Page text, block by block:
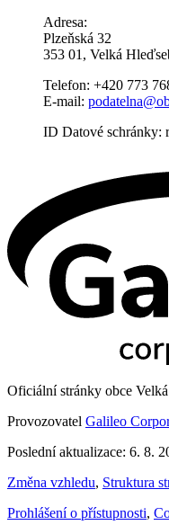
Adresa:
Plzeňská 32
353 01, Velká
Telefon: +420 773
E-mail:
ID Datové schránky:
Oficiální stránky obce
Provozovatel Galileo
Poslední aktualizace: 6. 8.
Změna vzhledu, Struktura
Prohlášení o přístupnosti,